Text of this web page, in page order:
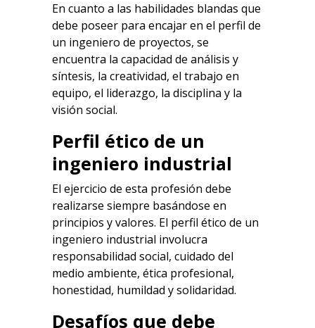
En cuanto a las habilidades blandas que
debe poseer para encajar en el perfil de
un ingeniero de proyectos, se
encuentra la capacidad de análisis y
síntesis, la creatividad, el trabajo en
equipo, el liderazgo, la disciplina y la
visión social.
Perfil ético de un
ingeniero industrial
El ejercicio de esta profesión debe
realizarse siempre basándose en
principios y valores. El perfil ético de un
ingeniero industrial involucra
responsabilidad social, cuidado del
medio ambiente, ética profesional,
honestidad, humildad y solidaridad.
Desafíos que debe